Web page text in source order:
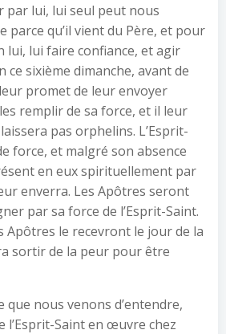
par lui, lui seul peut nous
parce qu’il vient du Père, et pour
lui, lui faire confiance, et agir
ce sixième dimanche, avant de
promet de leur envoyer
remplir de sa force, et il leur
pas orphelins. L’Esprit-
force, et malgré son absence
en eux spirituellement par
enverra. Les Apôtres seront
par sa force de l’Esprit-Saint.
Apôtres le recevront le jour de la
sortir de la peur pour être
que nous venons d’entendre,
l’Esprit-Saint en œuvre chez